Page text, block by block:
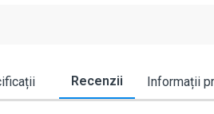
Recenzii Informații